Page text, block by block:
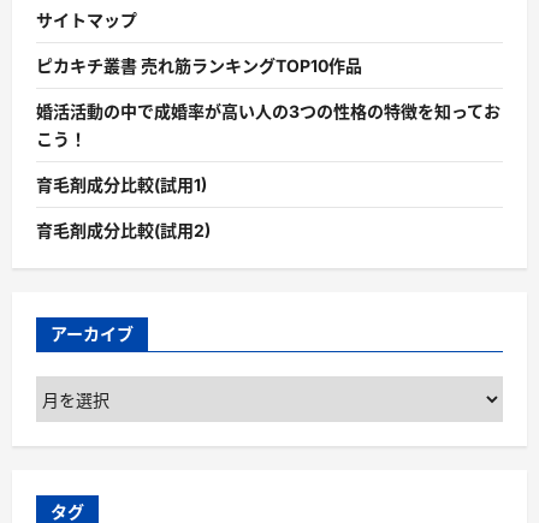
サイトマップ
ピカキチ叢書 売れ筋ランキングTOP10作品
婚活活動の中で成婚率が高い人の3つの性格の特徴を知ってお
こう！
育毛剤成分比較(試用1)
育毛剤成分比較(試用2)
アーカイブ
ア
ー
カ
ブ
タグ